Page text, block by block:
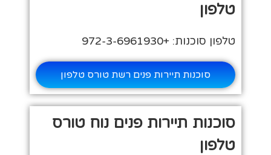
טלפון
טלפון סוכנות: +972-3-6961930
סוכנות תיירות פנים רשת טורס טלפון
סוכנות תיירות פנים נוח טורס
טלפון